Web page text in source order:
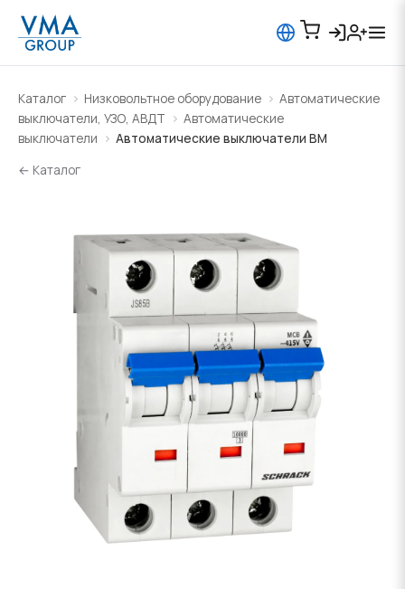
Каталог Низковольтное оборудование
Автоматические
выключатели, УЗО, АВДТ
Автоматические
выключатели
Автоматические выключатели BM
← Каталог